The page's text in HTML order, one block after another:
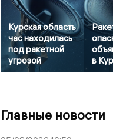
Курская область
час находилась
под ракетной
угрозой
в
Главные новости